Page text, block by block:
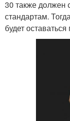
30 также должен
стандартам.
будет